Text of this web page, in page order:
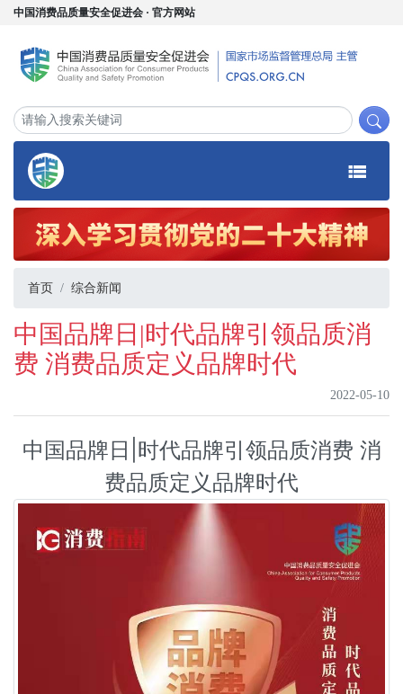
中国消费品质量安全促进会 · 官方网站
首页 综合新闻
中国品牌日|时代品牌引领品质消
费 消费品质定义品牌时代
2022-05-10
中国品牌日|时代品牌引领品质消费 消
费品质定义品牌时代